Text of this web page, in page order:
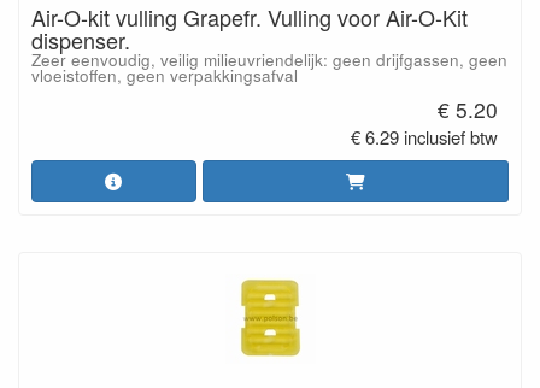
Air-O-kit vulling Grapefr. Vulling voor Air-O-Kit
dispenser.
Zeer eenvoudig, veilig milieuvriendelijk: geen drijfgassen, geen
vloeistoffen, geen verpakkingsafval
€ 5.20
€ 6.29 inclusief btw